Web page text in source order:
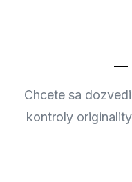
Chcete sa
kontroly